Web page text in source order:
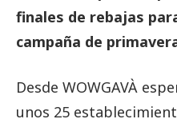
finales de rebajas
campaña de
Desde WOWGAVÀ
unos 25